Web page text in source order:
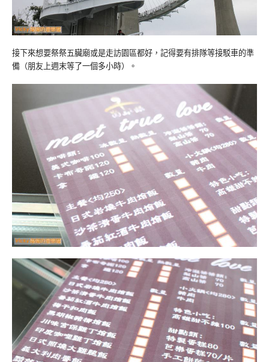
接下來想要祭祭五臟廟或是走訪園區都好，記得要有排隊等接駁車的準
備（朋友上週末等了一個多小時）。